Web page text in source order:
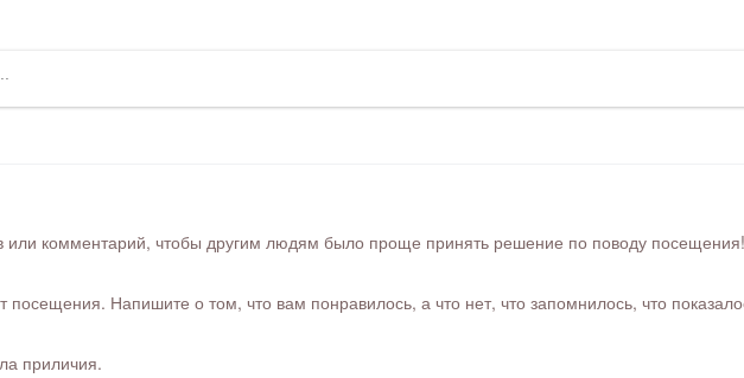
или комментарий, чтобы другим людям было проще принять решение по поводу посещения!
посещения. Напишите о том, что вам понравилось, а что нет, что запомнилось, что
приличия.